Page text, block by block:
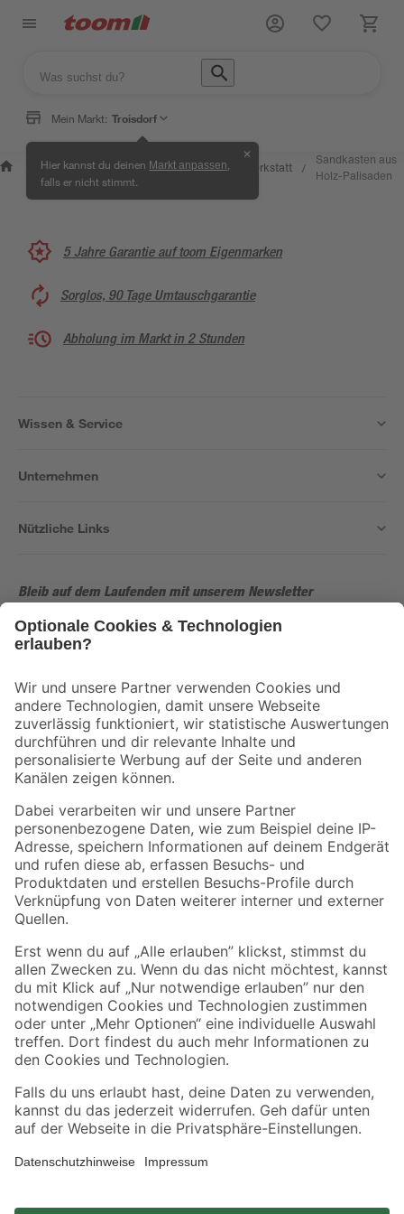
Mein Markt: Troisdorf
Hier kannst du deinen Markt anpassen
falls er nicht stimmt.
✕
Wissen &
Service
/
Selbermachen
& Ratgeber
/ Kreativwerkstatt /
Sandkasten aus
Holz-Palisaden
5 Jahre Garantie auf toom Eigenmarken
Sorglos, 90 Tage Umtauschgarantie
Abholung im Markt in 2 Stunden
Wissen & Service
Unternehmen
Nützliche Links
Bleib auf dem Laufenden mit unserem Newsletter
Der toom Newsletter: Keine Angebote und Aktionen mehr verpassen!
Folge uns
Zahlungsarten Versandarten
Sicher einkaufen
Jetzt die toom-App herunterladen
Alle Preisangaben in EUR inkl. gesetzl. MwSt.. Die dargestellten Angebote sind unter
Umständen nicht in allen Märkten verfügbar. Die angegebenen Verfügbarkeiten beziehen
sich auf den unter "Mein Markt" ausgewählten toom Baumarkt. Alle Angebote und
*Paketversand ab 59 € versandkostenfrei, gilt nicht für Artikel mit Speditionsversand, hier
fallen zusätzliche Versandkosten an.